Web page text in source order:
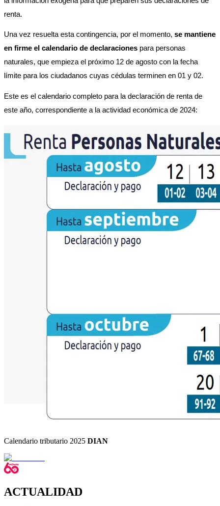
renta.
Una vez resuelta esta contingencia, por el momento, se mantiene
en firme el calendario de declaraciones para personas
naturales, que empieza el próximo 12 de agosto con la fecha
límite para los ciudadanos cuyas cédulas terminen en 01 y 02.
Este es el calendario completo para la declaración de renta de
este año, correspondiente a la actividad económica de 2024:
Calendario tributario 2025 DIAN
ACTUALIDAD